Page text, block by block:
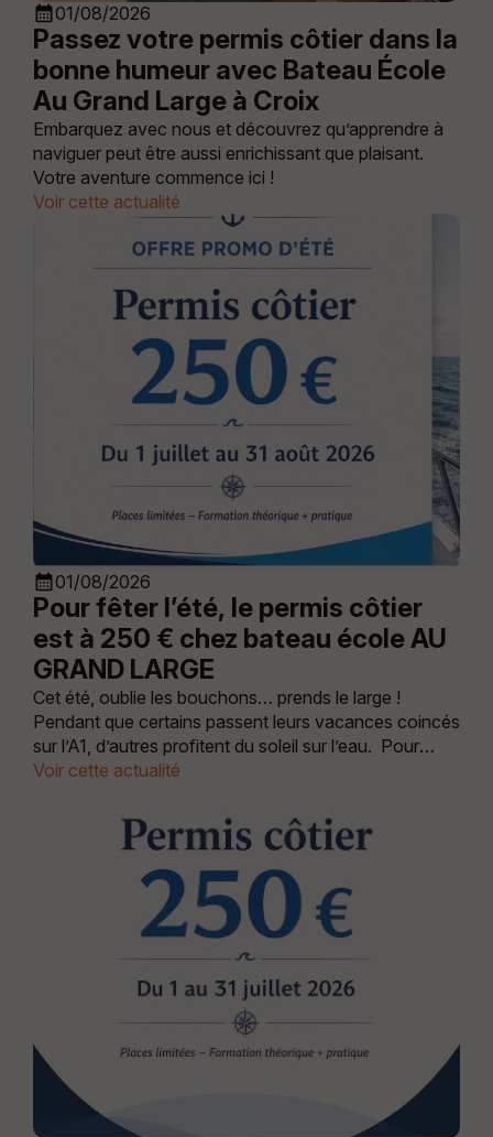
calendar_month01/08/2026
Passez votre permis côtier dans la
bonne humeur avec Bateau École
Au Grand Large à Croix
Embarquez avec nous et découvrez qu’apprendre à
naviguer peut être aussi enrichissant que plaisant.
Votre aventure commence ici !
Voir cette actualité
calendar_month01/08/2026
Pour fêter l’été, le permis côtier
est à 250 € chez bateau école AU
GRAND LARGE
Cet été, oublie les bouchons… prends le large !
Pendant que certains passent leurs vacances coincés
sur l’A1, d’autres profitent du soleil sur l’eau. Pour
fêter l’été, le permis côtier est à 250 € jusqu'au 31
Voir cette actualité